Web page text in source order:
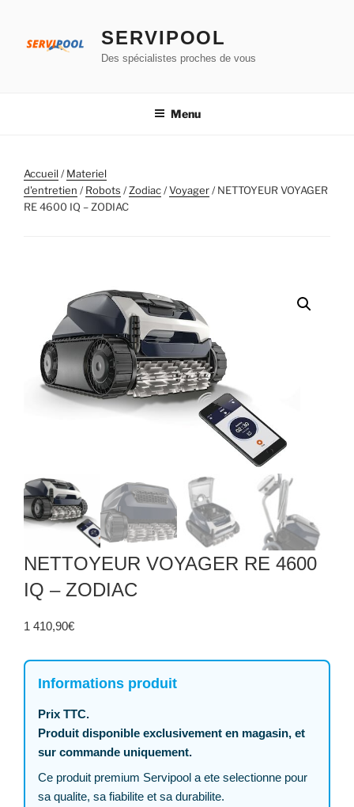
contenu
SERVIPOOL
Des spécialistes proches de vous
Menu
Accueil/Materiel
d'entretien /Robots /Zodiac/Voyager/ NETTOYEUR VOYAGER
RE 4600 IQ – ZODIAC
NETTOYEUR VOYAGER RE 4600
IQ – ZODIAC
1 410,90€
Informations produit
Prix TTC.
Produit disponible exclusivement en magasin, et
sur commande uniquement.
Ce produit premium Servipool a ete selectionne pour
sa qualite, sa fiabilite et sa durabilite.